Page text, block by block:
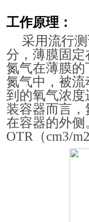
工作原理：
采用流行
分，薄膜固
氮气在薄膜
氮气中，被
到的氧气浓
装容器而言
在容器的外
OTR（cm3/